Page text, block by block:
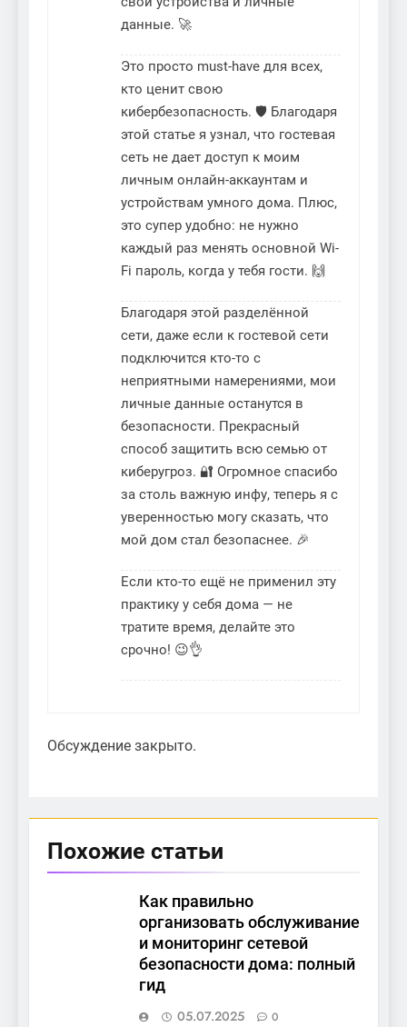
данные. 🚀
Это просто must-have для всех,
кто ценит свою
кибербезопасность. 🛡️ Благодаря
этой статье я узнал, что гостевая
сеть не дает доступ к моим
личным онлайн-аккаунтам и
устройствам умного дома. Плюс,
это супер удобно: не нужно
каждый раз менять основной Wi-
Fi пароль, когда у тебя гости. 🙌
Благодаря этой разделённой
сети, даже если к гостевой сети
подключится кто-то с
неприятными намерениями, мои
личные данные останутся в
безопасности. Прекрасный
способ защитить всю семью от
киберугроз. 🔐 Огромное спасибо
за столь важную инфу, теперь я с
уверенностью могу сказать, что
мой дом стал безопаснее. 🎉
Если кто-то ещё не применил эту
практику у себя дома — не
тратите время, делайте это
срочно! 😉👌
Обсуждение закрыто.
Похожие статьи
Как правильно
организовать обслуживание
и мониторинг сетевой
безопасности дома: полный
гид
05.07.2025
0